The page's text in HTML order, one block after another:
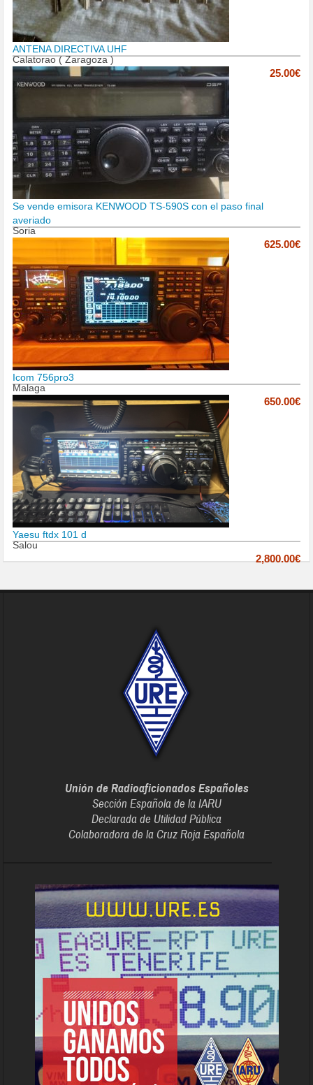
ANTENA DIRECTIVA UHF
Calatorao ( Zaragoza )
25.00€
Se vende emisora KENWOOD TS-590S con el paso final
averiado
Soria
625.00€
Icom 756pro3
Malaga
650.00€
Yaesu ftdx 101 d
Salou
2,800.00€
Unión de Radioaficionados Españoles
Sección Española de la IARU
Declarada de Utilidad Pública
Colaboradora de la Cruz Roja Española